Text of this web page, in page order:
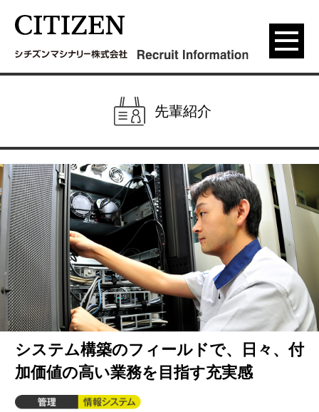
menu
先輩紹介
システム構築のフィールドで、日々、付
加価値の高い業務を目指す充実感